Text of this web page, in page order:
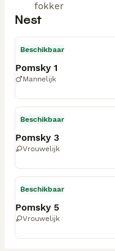
fokker
Nest
Beschikbaar
Pomsky 1
Mannelijk
Beschikbaar
Pomsky 3
Vrouwelijk
Beschikbaar
Pomsky 5
Vrouwelijk